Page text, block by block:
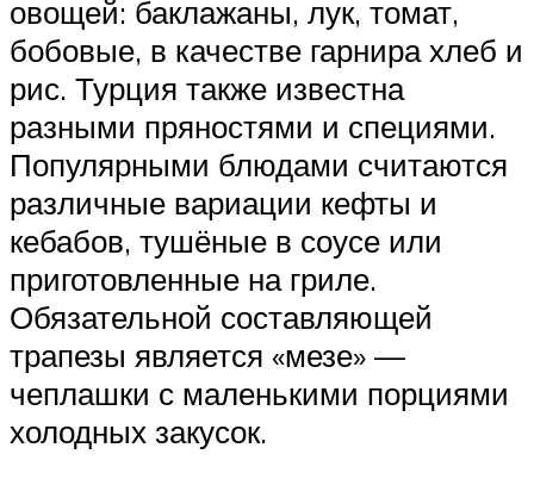
овощей: баклажаны, лук, томат,
бобовые, в качестве гарнира хлеб и
рис. Турция также известна
разными пряностями и специями.
Популярными блюдами считаются
различные вариации кефты и
кебабов, тушёные в соусе или
приготовленные на гриле.
Обязательной составляющей
трапезы является «мезе» —
чеплашки с маленькими порциями
холодных закусок.